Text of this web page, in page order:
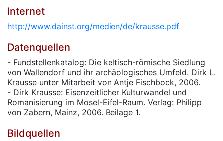
Internet
http://www.dainst.org/medien/de/krausse.pdf
Datenquellen
- Fundstellenkatalog: Die keltisch-römische Siedlung
von Wallendorf und ihr archäologisches Umfeld. Dirk L.
Krausse unter Mitarbeit von Antje Fischbock, 2006.
- Dirk Krausse: Eisenzeitlicher Kulturwandel und
Romanisierung im Mosel-Eifel-Raum. Verlag: Philipp
von Zabern, Mainz, 2006. Beilage 1.
Bildquellen